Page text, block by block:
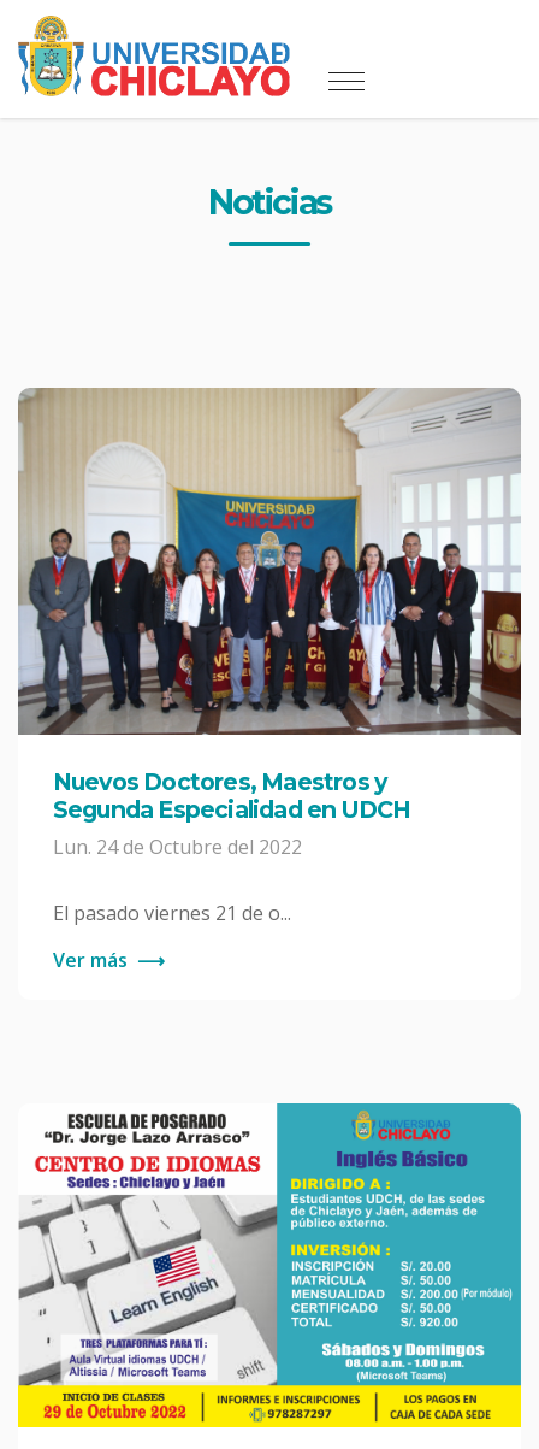
Noticias
Nuevos Doctores, Maestros y
Segunda Especialidad en UDCH
Lun. 24 de Octubre del 2022
El pasado viernes 21 de o...
Ver más ⟶